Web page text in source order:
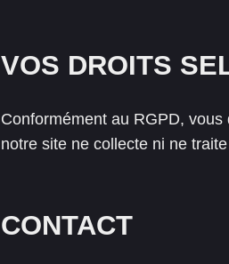
VOS DROITS
Conformément au RGPD,
notre site ne collecte ni ne
CONTACT